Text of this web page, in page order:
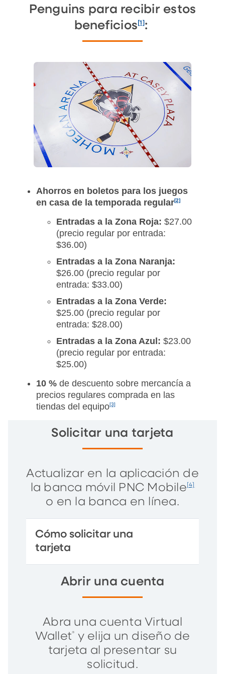
Penguins para recibir estos
beneficios [1]:
Ahorros en boletos para los juegos
en casa de la temporada regular[2]
Entradas a la Zona Roja: $27.00
(precio regular por entrada:
$36.00)
Entradas a la Zona Naranja:
$26.00 (precio regular por
entrada: $33.00)
Entradas a la Zona Verde:
$25.00 (precio regular por
entrada: $28.00)
Entradas a la Zona Azul: $23.00
(precio regular por entrada:
$25.00)
10 % de descuento sobre mercancía a
precios regulares comprada en las
tiendas del equipo[3]
Solicitar una tarjeta
Actualizar en la aplicación de
la banca móvil PNC Mobile [4]
o en la banca en línea.
Cómo solicitar una
tarjeta
Abrir una cuenta
Abra una cuenta Virtual
Wallet® y elija un diseño de
tarjeta al presentar su
solicitud.